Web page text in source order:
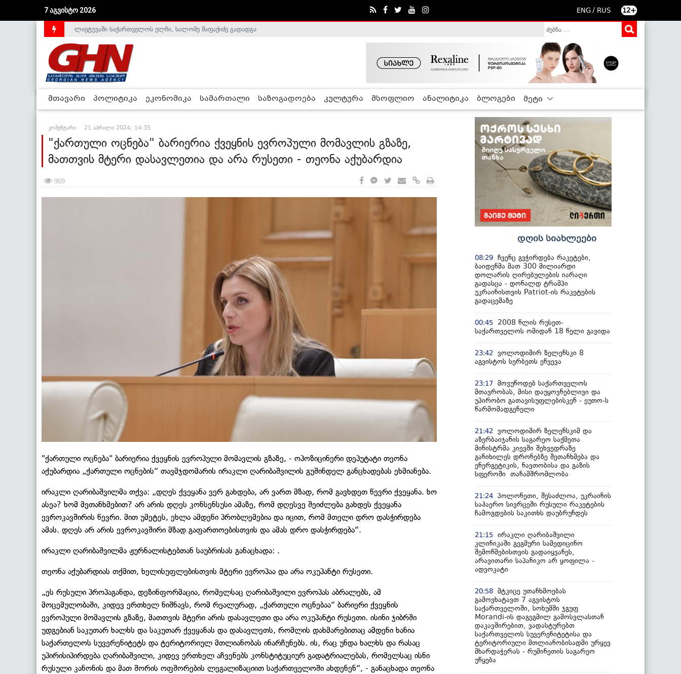
7 აგვისტო 2026 ENG / RUS 12+
ლიეტუვაში საქართველოს ელჩი, სალომე შაფაქიძე გადადგა
მთავარი პოლიტიკა ეკონომიკა სამართალი საზოგადოება კულტურა მსოფლიო ანალიტიკა ბლოგები მეტი
კომენტარი 21 აპრილი 2024, 14:35
"ქართული ოცნება" ბარიერია ქვეყნის ევროპული მომავლის გზაზე,
მათთვის მტერი დასავლეთია და არა რუსეთი - თეონა აქუბარდია
969
"ქართული ოცნება" ბარიერია ქვეყნის ევროპული მომავლის გზაზე, - ოპოზიცინერი დეპუტატი თეონა
აქუბარდია „ქართული ოცნების“ თავმჯდომარის ირაკლი ღარიბაშვილის გუშინდელ განცხადებას ეხმიანება.
ირაკლი ღარიბაშვილმა თქვა: „დღეს ქვეყანა ვერ გახდება, არ ვართ მზად, რომ გავხდეთ წევრი ქვეყანა. ხო
ასეა? ხომ მეთანხმებით? არ არის დღეს კონსენსუსი ამაზე, რომ დღესვე შეიძლება გახდეს ქვეყანა
ევროკავშირის წევრი. მით უმეტეს, ეხლა ამდენი პრობლემებია და იცით, რომ მთელი დრო დასჭირდება
ამას. დღეს არ არის ევროკავშირი მზად გაფართოებისთვის და ამას დრო დასჭირდება“.
ირაკლი ღარიბაშვილმა ჟურნალისტებთან საუბრისას განაცხადა: .
თეონა აქუბარდიას თქმით, ხელისუფლებისთვის მტერი ევროპაა და არა ოკუპანტი რუსეთი.
„ეს რუსული პროპაგანდა, დეზინფორმაცია, რომელსაც ღარიბაშვილი ევროპას აბრალებს, ამ
მოცემულობაში, კიდევ ერთხელ ნიშნავს, რომ რეალურად, „ქართული ოცნებაა“ ბარიერი ქვეყნის
ევროპული მომავლის გზაზე, მათთვის მტერი არის დასავლეთი და არა ოკუპანტი რუსეთი. ისინი ჯიბრში
უდგებიან საკუთარ ხალხს და საკუთარ ქვეყანას და დასავლეთს, რომლის დახმარებითაც ამდენი ხანია
საქართელოს სუვერენიტეტს და ტერიტორიულ მთლიანობას ინარჩუნებს. ის, რაც უნდა ხალხს და რასაც
უპირისიპირდება ღარიბაშვილი, კიდევ ერთხელ აჩვენებს კონსტიტუციურ გადატრიალებას, რომელსაც ისნი
რუსული კანონის და მათ შორის ოფშორების ლეგალიზაციით საქართველოში ახდენენ“, - განაცხადა თეონა
დღის სიახლეები
08:29 ჩვენც გვჭირდება რაკეტები,
ბაიდენმა მათ 300 მილიარდი
დოლარის ღირებულების იარაღი
გადასცა - დონალდ ტრამპი
უკრაინისთვის Patriot-ის რაკეტების
გადაცემაზე
00:45
2008 წლის რუსეთ-
საქართველოს ომიდან 18 წელი გავიდა
23:42
ვოლოდიმირ ზელენსკი 8
აგვისტოს სერბეთს ეწვევა
23:17 მოვუწოდებ საქართველოს
მთავრობას, მისი დაუყოვნებლივი და
უპირობო გათავისუფლებისკენ - ეუთო-ს
წარმომადგენელი
21:42
ვოლოდიმირ ზელენსკიმ და
აზერბაიჯანის საგარეო საქმეთა
მინისტრმა კიევში შეხვედრაზე
განიხილეს დრონებზე შეთანხმება და
ენერგეტიკის, ნავთობისა და გაზის
სფეროში თანამშრომლობა
21:24 პოლონეთი, შესაძლოა, უკრაინის
საჰაერო სივრცეში რუსული რაკეტების
ჩამოგდების საკითხს დაუბრუნდეს
21:15 ირაკლი ღარიბაშვილი
კლინიკაში გეგმური სამედიცინო
შემოწმებისთვის გადაიყვანეს,
არავითარი საპანიკო არ ყოფილა -
ადვოკატი
20:58 მტკიცე უთანხმოებას
გამოვხატავთ 7 აგვისტოს
საქართველოში, სოხუმში ჯგუფ
Morandi-ის დაგეგმილ გამოსვლასთან
დაკავშირებით, ვადასტურებთ
საქართველოს სუვერენიტეტისა და
ტერიტორიული მთლიანობისადმი ურყევ
მხარდაჭერას - რუმინეთის საგარეო
უწყება